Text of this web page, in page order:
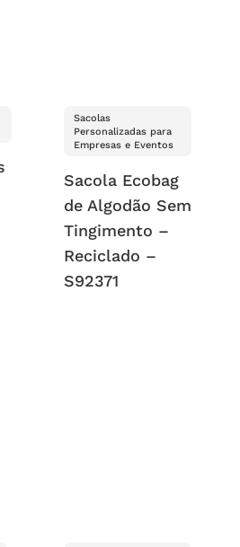
Sacolas
Personalizadas para
Empresas e Eventos
Sacola Ecobag
de Algodão Sem
Tingimento –
Reciclado –
S92371